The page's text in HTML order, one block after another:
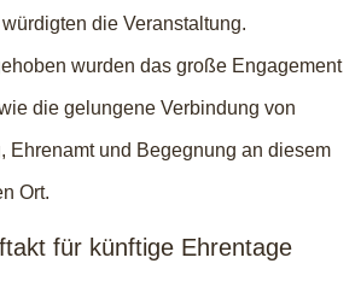
die Veranstaltung.
wurden das große Engagement
die gelungene Verbindung von
Ehrenamt und Begegnung an diesem
Ort.
für künftige Ehrentage